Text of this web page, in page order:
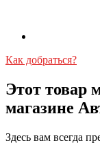
Как добраться?
Этот товар
магазине
Здесь вам всегда